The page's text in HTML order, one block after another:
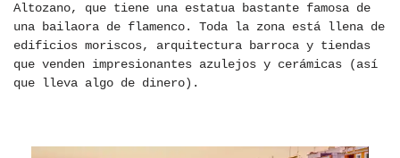
Altozano, que tiene una estatua bastante famosa de
una bailaora de flamenco. Toda la zona está llena de
edificios moriscos, arquitectura barroca y tiendas
que venden impresionantes azulejos y cerámicas (así
que lleva algo de dinero).